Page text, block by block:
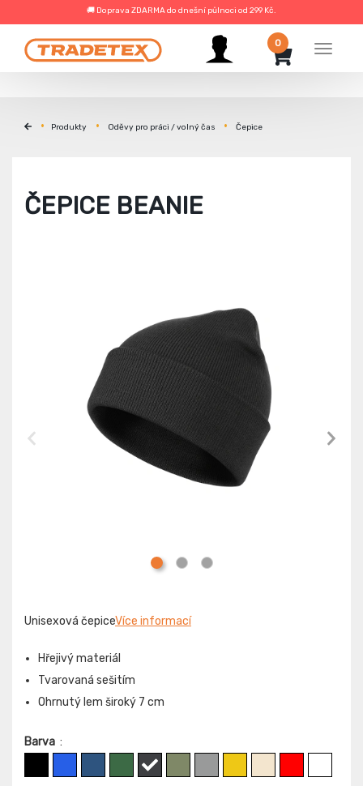
🚚 Doprava ZDARMA do dnešní půlnoci od 299 Kč.
Menu
0
Produkty Oděvy pro práci / volný čas Čepice
ČEPICE BEANIE
Unisexová čepiceVíce informací
Hřejivý materiál
Tvarovaná sešitím
Ohrnutý lem široký 7 cm
Barva :